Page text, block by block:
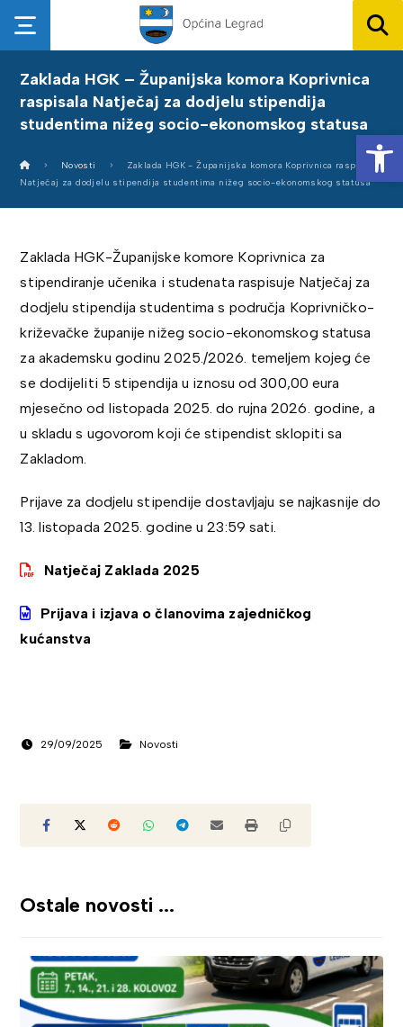
Zaklada HGK – Županijska komora Koprivnica
raspisala Natječaj za dodjelu stipendija
studentima nižeg socio-ekonomskog statusa
Novosti
Zaklada HGK - Županijska komora Koprivnica raspisala
Natječaj za dodjelu stipendija studentima nižeg socio-ekonomskog statusa
Zaklada HGK-Županijske komore Koprivnica za
stipendiranje učenika i studenata raspisuje Natječaj za
dodjelu stipendija studentima s područja Koprivničko-
križevačke županije nižeg socio-ekonomskog statusa
za akademsku godinu 2025./2026. temeljem kojeg će
se dodijeliti 5 stipendija u iznosu od 300,00 eura
mjesečno od listopada 2025. do rujna 2026. godine, a
u skladu s ugovorom koji će stipendist sklopiti sa
Zakladom.
Prijave za dodjelu stipendije dostavljaju se najkasnije do
13. listopada 2025. godine u 23:59 sati.
Natječaj Zaklada 2025
Prijava i izjava o članovima zajedničkog
kućanstva
29/09/2025 Novosti
Ostale novosti ...